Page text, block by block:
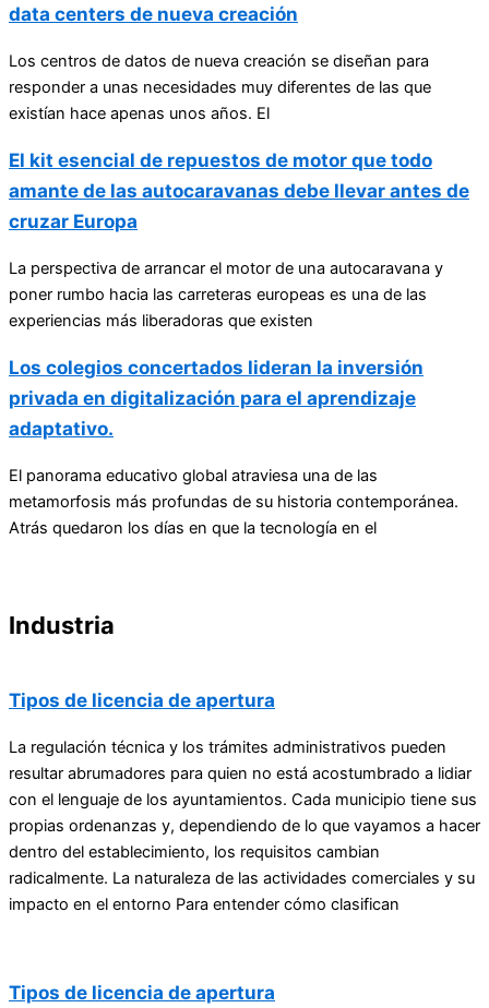
data centers de nueva creación
Los centros de datos de nueva creación se diseñan para
responder a unas necesidades muy diferentes de las que
existían hace apenas unos años. El
El kit esencial de repuestos de motor que todo
amante de las autocaravanas debe llevar antes de
cruzar Europa
La perspectiva de arrancar el motor de una autocaravana y
poner rumbo hacia las carreteras europeas es una de las
experiencias más liberadoras que existen
Los colegios concertados lideran la inversión
privada en digitalización para el aprendizaje
adaptativo.
El panorama educativo global atraviesa una de las
metamorfosis más profundas de su historia contemporánea.
Atrás quedaron los días en que la tecnología en el
Industria
Tipos de licencia de apertura
La regulación técnica y los trámites administrativos pueden
resultar abrumadores para quien no está acostumbrado a lidiar
con el lenguaje de los ayuntamientos. Cada municipio tiene sus
propias ordenanzas y, dependiendo de lo que vayamos a hacer
dentro del establecimiento, los requisitos cambian
radicalmente. La naturaleza de las actividades comerciales y su
impacto en el entorno Para entender cómo clasifican
Tipos de licencia de apertura